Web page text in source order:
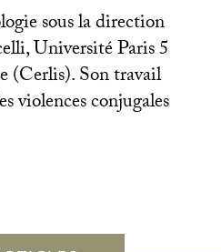
sous la direction
Université Paris 5
(Cerlis). Son travail
violences conjugales